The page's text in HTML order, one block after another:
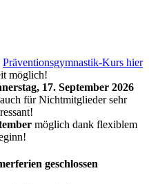
Präventionsgymnastik-Kurs hier
möglich!
17. September 2026
für Nichtmitglieder sehr
möglich dank flexiblem
geschlossen